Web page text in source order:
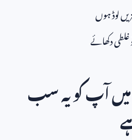
لوڈ ہوں
دکھائے
آپ کو یہ سب